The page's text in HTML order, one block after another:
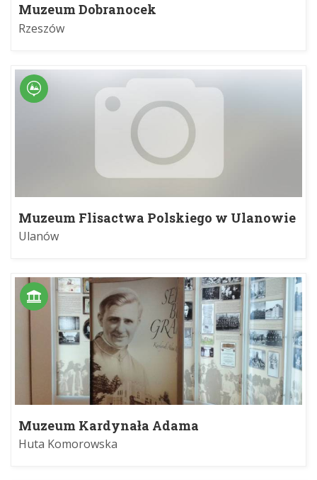
Muzeum Dobranocek
Rzeszów
Muzeum Flisactwa Polskiego w Ulanowie
Ulanów
Muzeum Kardynała Adama
Kozłowieckiego
Huta Komorowska